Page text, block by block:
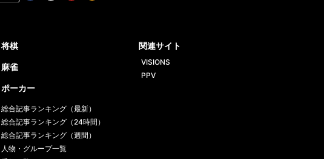
将棋
麻雀
ポーカー
総合記事ランキング（最新）
総合記事ランキング（24時間）
総合記事ランキング（週間）
人物・グループ一覧
関連サイト
VISIONS
PPV